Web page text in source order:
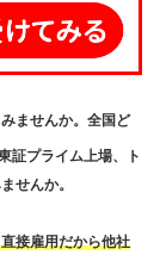
ませんか。全国ど
証プライム上場、ト
せんか。
接雇用だから他社